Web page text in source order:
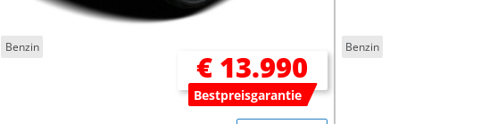
Benzin
€ 13.990
Bestpreisgarantie
Benzin